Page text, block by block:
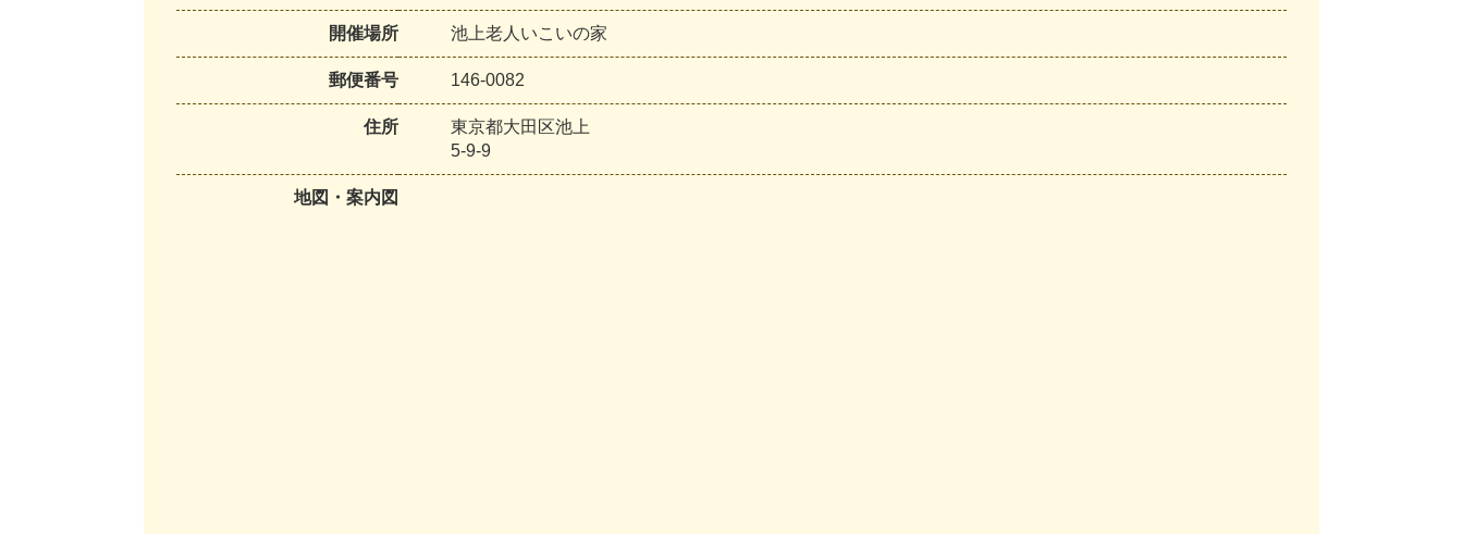
開催場所 池上老人いこいの家
郵便番号 146-0082
住所
東京都大田区池上
5-9-9
地図・案内図